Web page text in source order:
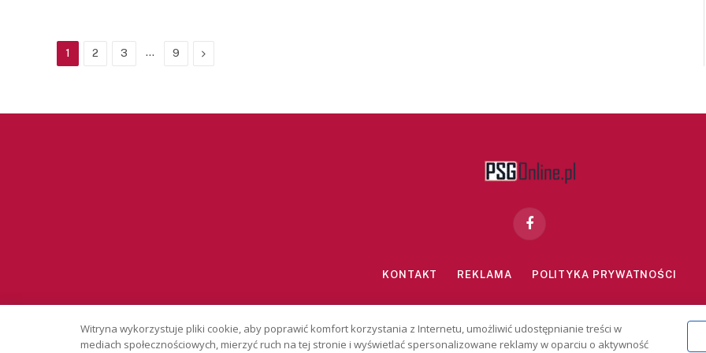
1 2 3 … 9 Next
Facebook
KONTAKT REKLAMA POLITYKA PRYWATNOŚCI
Copyright © 2026 PSGonline.pl
Witryna wykorzystuje pliki cookie, aby poprawić komfort korzystania z Internetu, umożliwić udostępnianie treści w
mediach społecznościowych, mierzyć ruch na tej stronie i wyświetlać spersonalizowane reklamy w oparciu o aktywność